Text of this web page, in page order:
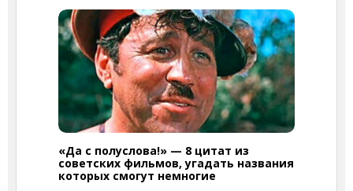
«Да с полуслова!» — 8 цитат из
советских фильмов, угадать названия
которых смогут немногие